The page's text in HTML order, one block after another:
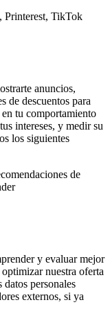
TikTok
anuncios,
de descuentos para
tu comportamiento
intereses, y medir su
los siguientes
de
y evaluar mejor
nuestra oferta
personales
externos, si ya